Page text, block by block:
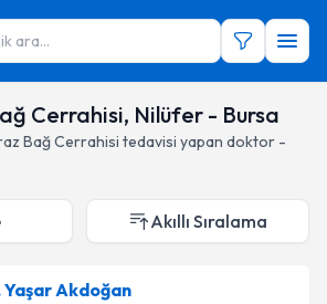
ara...
Cerrahisi, Nilüfer - Bursa
Bağ Cerrahisi tedavisi yapan doktor -
Akıllı Sıralama
Yaşar Akdoğan